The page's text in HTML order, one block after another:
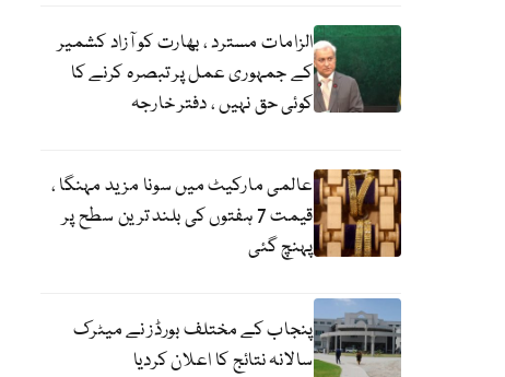
الزامات مسترد ، بھارت کو آزاد کشمیر
کے جمہوری عمل پر تبصرہ کرنے کا
کوئی حق نہیں ، دفتر خارجہ
عالمی مارکیٹ میں سونا مزید مہنگا ،
قیمت 7 ہفتوں کی بلند ترین سطح پر
پہنچ گئی
پنجاب کے مختلف بورڈز نے میٹرک
سالانہ نتائج کا اعلان کردیا